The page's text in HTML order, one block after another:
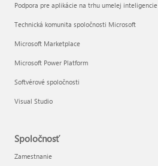
Podpora pre aplikácie na trhu umelej inteligencie
Technická komunita spoločnosti Microsoft
Microsoft Marketplace
Microsoft Power Platform
Softvérové spoločnosti
Visual Studio
Spoločnosť
Zamestnanie